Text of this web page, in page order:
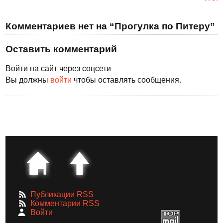
Комментариев нет на “Прогулка по Питеру”
Оставить комментарий
Войти на сайт через соцсети
Вы должны войти чтобы оставлять сообщения.
Публикации RSS
Комментарии RSS
Войти